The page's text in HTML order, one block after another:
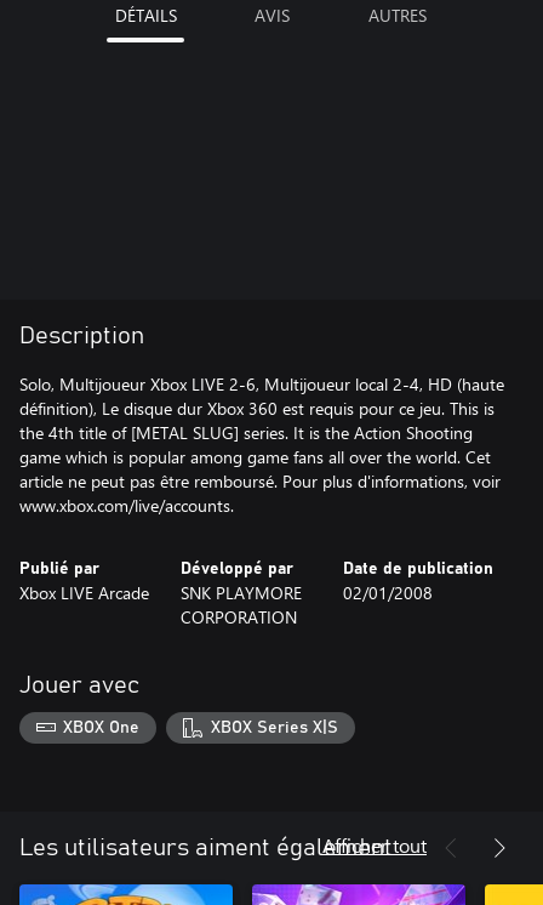
DÉTAILS AVIS AUTRES
Description
Solo, Multijoueur Xbox LIVE 2-6, Multijoueur local 2-4, HD (haute
définition), Le disque dur Xbox 360 est requis pour ce jeu. This is
the 4th title of [METAL SLUG] series. It is the Action Shooting
game which is popular among game fans all over the world. Cet
article ne peut pas être remboursé. Pour plus d'informations, voir
www.xbox.com/live/accounts.
Publié par
Xbox LIVE Arcade
Développé par
SNK PLAYMORE
CORPORATION
Date de publication
02/01/2008
Jouer avec
XBOX One XBOX Series X|S
Les utilisateurs aiment également
Afficher tout